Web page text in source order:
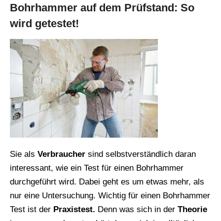
Bohrhammer auf dem Prüfstand: So
wird getestet!
Sie als Verbraucher sind selbstverständlich daran
interessant, wie ein Test für einen Bohrhammer
durchgeführt wird. Dabei geht es um etwas mehr, als
nur eine Untersuchung. Wichtig für einen Bohrhammer
Test ist der Praxistest. Denn was sich in der Theorie